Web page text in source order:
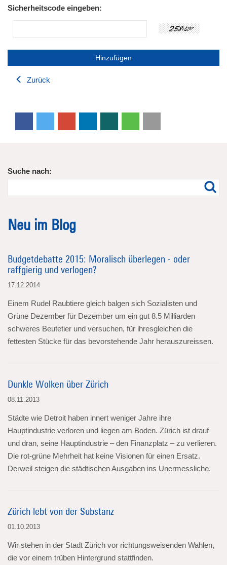
Sicherheitscode eingeben:
Zurück
Suche nach:
Neu im Blog
Budgetdebatte 2015: Moralisch überlegen - oder
raffgierig und verlogen?
17.12.2014
Einem Rudel Raubtiere gleich balgen sich Sozialisten und
Grüne Dezember für Dezember um ein gut 8.5 Milliarden
schweres Beutetier und versuchen, für ihresgleichen die
fettesten Stücke für das bevorstehende Jahr herauszureissen.
Dunkle Wolken über Zürich
08.11.2013
Städte wie Detroit haben innert weniger Jahre ihre
Hauptindustrie verloren und liegen am Boden. Zürich ist drauf
und dran, seine Hauptindustrie – den Finanzplatz – zu verlieren.
Die rot-grüne Mehrheit hat keine Visionen für einen Ersatz.
Derweil steigen die städtischen Ausgaben ins Unermessliche.
Zürich lebt von der Substanz
01.10.2013
Wir stehen in der Stadt Zürich vor richtungsweisenden Wahlen,
die vor einem trüben Hintergrund stattfinden.